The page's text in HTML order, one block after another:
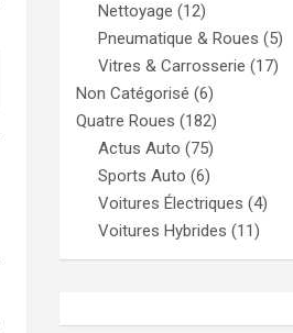
Nettoyage (12)
Pneumatique & Roues (5)
Vitres & Carrosserie (17)
Non Catégorisé (6)
Quatre Roues (182)
Actus Auto (75)
Sports Auto (6)
Voitures Électriques (4)
Voitures Hybrides (11)